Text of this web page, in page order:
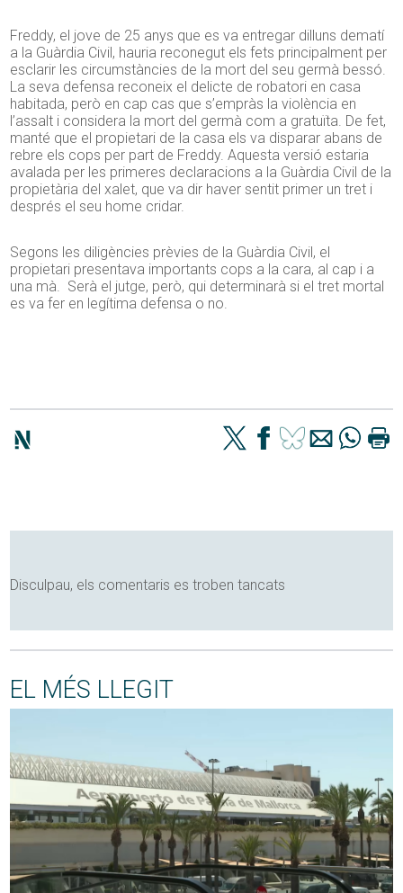
Freddy, el jove de 25 anys que es va entregar dilluns dematí
a la Guàrdia Civil, hauria reconegut els fets principalment per
esclarir les circumstàncies de la mort del seu germà bessó.
La seva defensa reconeix el delicte de robatori en casa
habitada, però en cap cas que s’empràs la violència en
l’assalt i considera la mort del germà com a gratuïta. De fet,
manté que el propietari de la casa els va disparar abans de
rebre els cops per part de Freddy. Aquesta versió estaria
avalada per les primeres declaracions a la Guàrdia Civil de la
propietària del xalet, que va dir haver sentit primer un tret i
després el seu home cridar.
Segons les diligències prèvies de la Guàrdia Civil, el
propietari presentava importants cops a la cara, al cap i a
una mà. Serà el jutge, però, qui determinarà si el tret mortal
es va fer en legítima defensa o no.
Disculpau, els comentaris es troben tancats
EL MÉS LLEGIT